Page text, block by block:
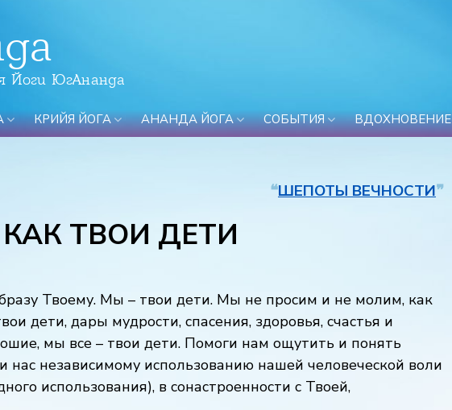
Йоги ЮгАнанда
КРИЙЯ ЙОГА АНАНДА ЙОГА СОБЫТИЯ ВДОХНОВЕНИЕ
❝ШЕПОТЫ ВЕЧНОСТИ❞
ТВОИ ДЕТИ
Твоему. Мы – твои дети. Мы не просим и не молим, как
дети, дары мудрости, спасения, здоровья, счастья и
мы все – твои дети. Помоги нам ощутить и понять
нас независимому использованию нашей человеческой воли
использования), в сонастроенности с Твоей,